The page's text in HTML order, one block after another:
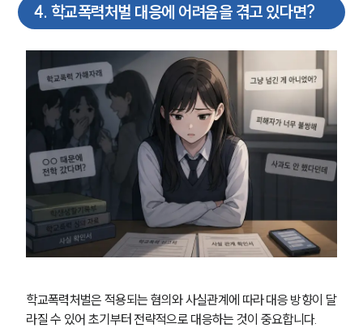
4. 학교폭력처벌 대응에 어려움을 겪고 있다면?
학교폭력처벌은 적용되는 혐의와 사실관계에 따라 대응 방향이 달
라질 수 있어 초기부터 전략적으로 대응하는 것이 중요합니다.